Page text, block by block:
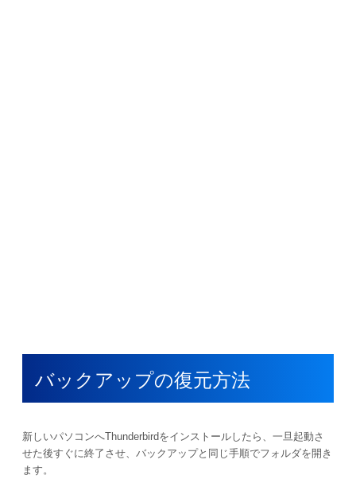
バックアップの復元方法
新しいパソコンへThunderbirdをインストールしたら、一旦起動さ
せた後すぐに終了させ、バックアップと同じ手順でフォルダを開き
ます。